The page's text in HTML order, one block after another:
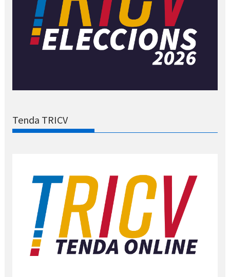
Tenda TRICV